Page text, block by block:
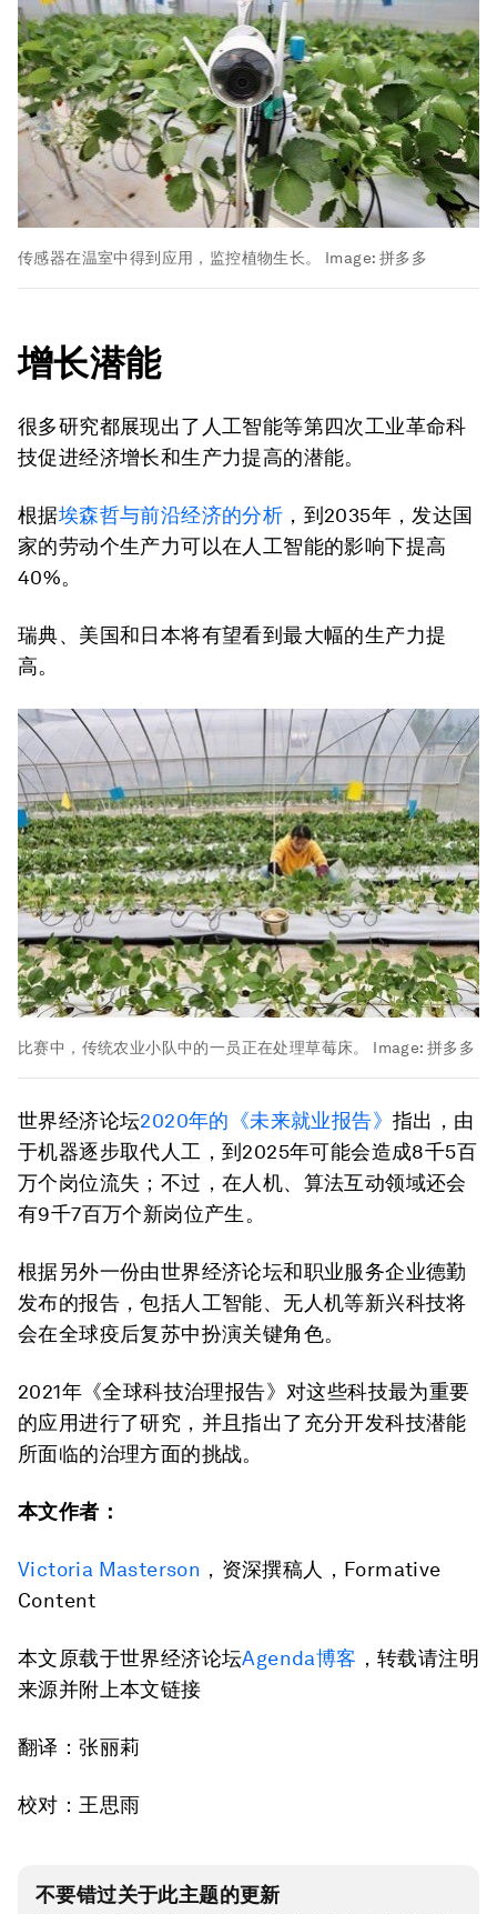
传感器在温室中得到应用，监控植物生长。 Image: 拼多多
增长潜能
很多研究都展现出了人工智能等第四次工业革命科
技促进经济增长和生产力提高的潜能。
根据埃森哲与前沿经济的分析 ，到2035年，发达国
家的劳动个生产力可以在人工智能的影响下提高
40%。
瑞典、美国和日本将有望看到最大幅的生产力提
高。
比赛中，传统农业小队中的一员正在处理草莓床。 Image:拼多多
世界经济论坛2020年的《未来就业报告》指出，由
于机器逐步取代人工，到2025年可能会造成8千5百
万个岗位流失；不过，在人机、算法互动领域还会
有9千7百万个新岗位产生。
根据另外一份由世界经济论坛和职业服务企业德勤
发布的报告，包括人工智能、无人机等新兴科技将
会在全球疫后复苏中扮演关键角色。
2021年《全球科技治理报告》对这些科技最为重要
的应用进行了研究，并且指出了充分开发科技潜能
所面临的治理方面的挑战。
本文作者：
Victoria Masterson ，资深撰稿人，Formative
Content
本文原载于世界经济论坛Agenda博客 ，转载请注明
来源并附上本文链接
翻译：张丽莉
校对：王思雨
不要错过关于此主题的更新